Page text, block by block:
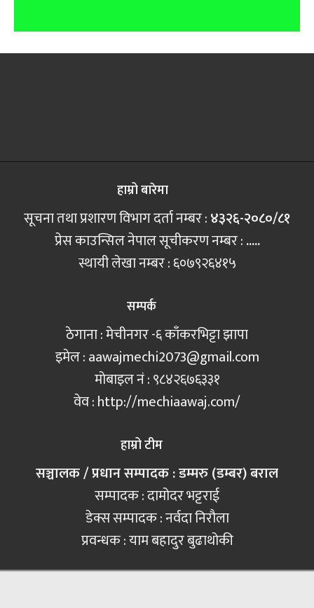
हाम्रो बारेमा
सूचना तथा प्रशारण विभाग दर्ता नम्बर :४३२६-२०८०/८१
प्रेस काउन्सिल नेपाल सूचीकरण नम्बर :.....
स्थायी लेखा नम्बर : ६०७९२६४१५
सम्पर्क
ठेगाना : मेचीनगर -६ काँकरभिट्टा झापा
इमेल :aawajmechi2073@gmail.com
मोबाइल नं‍ : ९८४२६७६३३१
वेव : http://mechiaawaj.com/
हाम्रो टीम
सञ्चालक / प्रधान सम्पादक : डम्मरु (डम्बर) बराल
सम्पादक : दामोदर भट्टराई
डेक्स सम्पादक : नर्वदा निरौला
प्रवन्धक : याम बहादुर बुढाथोकी